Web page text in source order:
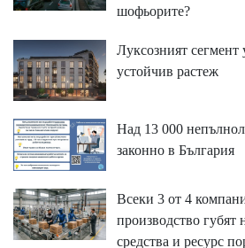
шофьорите?
Луксозният сегмент
устойчив растеж
Над 13 000
законно в България
Всеки 3 от 4
производство губят
средства и ресурс